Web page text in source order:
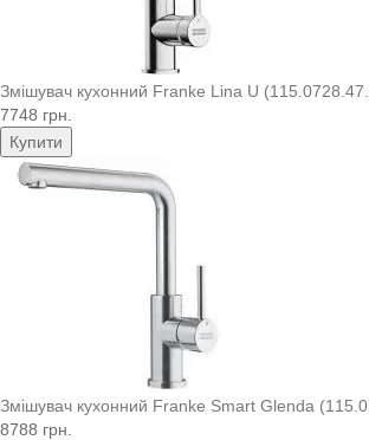
Змішувач кухонний Franke Lina U (115.0728.47..
7748 грн.
Купити
Змішувач кухонний Franke Smart Glenda (115.0..
8788 грн.